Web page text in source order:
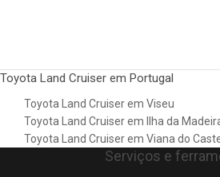
Toyota Land Cruiser em Portugal
Toyota Land Cruiser em Viseu
Toyota Land Cruiser em Ilha da
Toyota Land Cruiser em Viana do
Serviços e